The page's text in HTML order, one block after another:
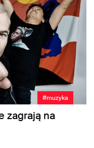
#muzyka
zagrają na